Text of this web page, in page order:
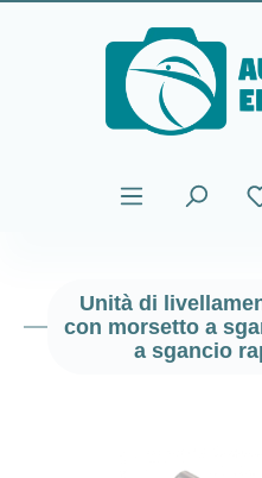
Passa al contenuto principale
Unità di
con morsetto a
a sgancio